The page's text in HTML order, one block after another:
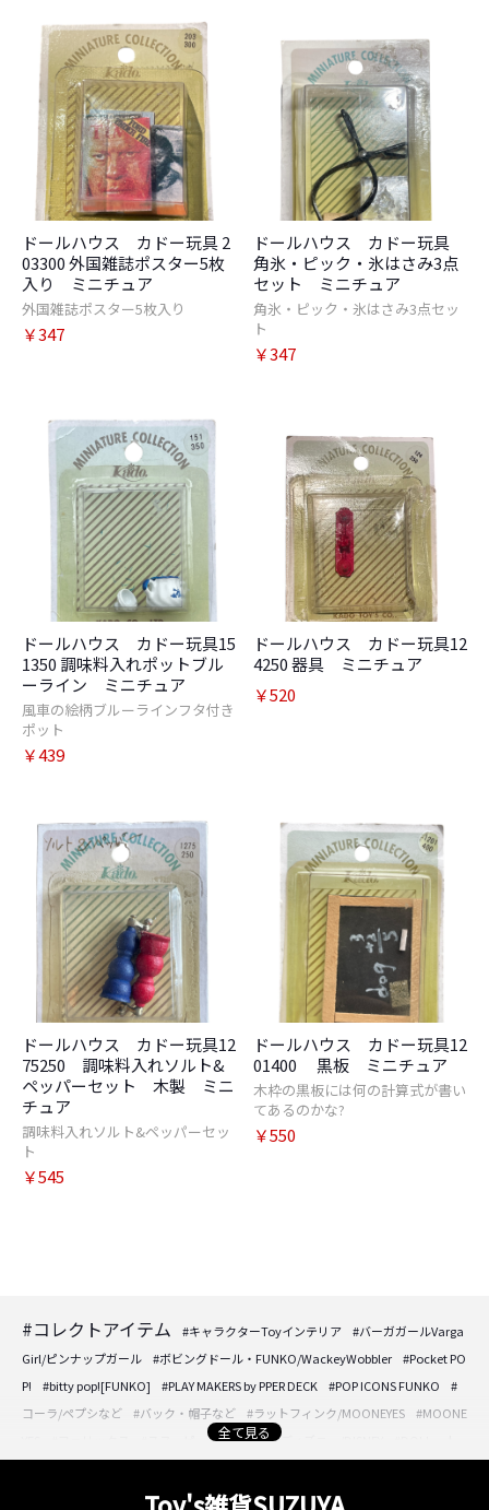
ドールハウス カドー玩具 2
03300 外国雑誌ポスター5枚
入り ミニチュア
外国雑誌ポスター5枚入り
￥347
ドールハウス カドー玩具
角氷・ピック・氷はさみ3点
セット ミニチュア
角氷・ピック・氷はさみ3点セッ
ト
￥347
ドールハウス カドー玩具15
1350 調味料入れポットブル
ーライン ミニチュア
風車の絵柄ブルーラインフタ付き
ポット
￥439
ドールハウス カドー玩具12
4250 器具 ミニチュア
￥520
ドールハウス カドー玩具12
75250 調味料入れソルト&
ペッパーセット 木製 ミニ
チュア
調味料入れソルト&ペッパーセッ
ト
￥545
ドールハウス カドー玩具12
01400 黒板 ミニチュア
木枠の黒板には何の計算式が書い
てあるのかな?
￥550
#コレクトアイテム #キャラクターToyインテリア
#バーガガールVarga
Girl/ピンナップガール
#ボビングドール・FUNKO/WackeyWobbler
#Pocket PO
P!
#bitty pop![FUNKO] #PLAY MAKERS by PPER DECK #POP ICONS FUNKO
#
コーラ/ペプシなど
#バック・帽子など #ラットフィンク/MOONEYES
#MOONE
#スヌーピー/PEANUTS #ディズニー/DISNEY
#フォトフレーム/壁掛けプレートなど
全て見る